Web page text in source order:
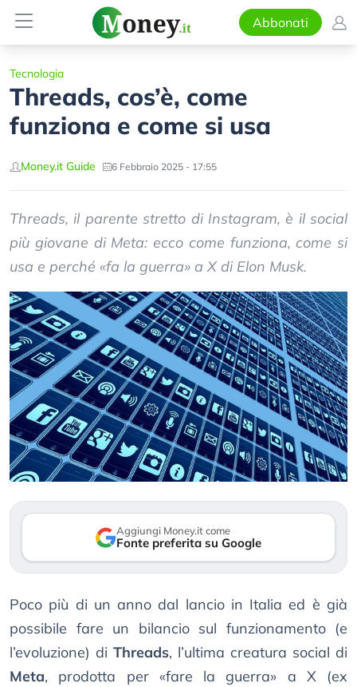
Abbonati
Tecnologia
Threads, cos’è, come
funziona e come si usa
Money.it Guide 6 Febbraio 2025 - 17:55
Threads, il parente stretto di Instagram, è il social
più giovane di Meta: ecco come funziona, come si
usa e perché «fa la guerra» a X di Elon Musk.
Aggiungi Money.it come
Fonte preferita su Google
Poco più di un anno dal lancio in Italia ed è già
possibile fare un bilancio sul funzionamento (e
l’evoluzione) di Threads, l’ultima creatura social di
Meta, prodotta per «fare la guerra» a X (ex